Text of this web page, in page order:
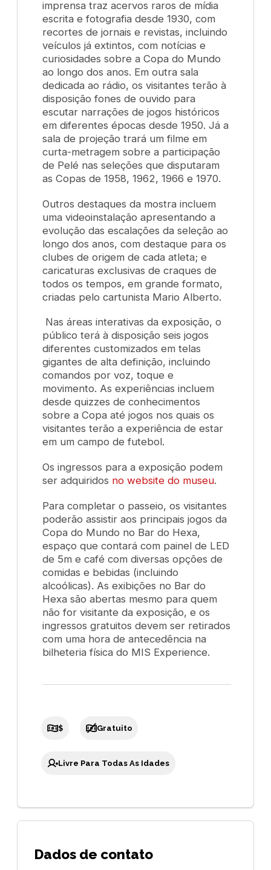
imprensa traz acervos raros de mídia
escrita e fotografia desde 1930, com
recortes de jornais e revistas, incluindo
veículos já extintos, com notícias e
curiosidades sobre a Copa do Mundo
ao longo dos anos. Em outra sala
dedicada ao rádio, os visitantes terão à
disposição fones de ouvido para
escutar narrações de jogos históricos
em diferentes épocas desde 1950. Já a
sala de projeção trará um filme em
curta-metragem sobre a participação
de Pelé nas seleções que disputaram
as Copas de 1958, 1962, 1966 e 1970.
Outros destaques da mostra incluem
uma videoinstalação apresentando a
evolução das escalações da seleção ao
longo dos anos, com destaque para os
clubes de origem de cada atleta; e
caricaturas exclusivas de craques de
todos os tempos, em grande formato,
criadas pelo cartunista Mario Alberto.
Nas áreas interativas da exposição, o
público terá à disposição seis jogos
diferentes customizados em telas
gigantes de alta definição, incluindo
comandos por voz, toque e
movimento. As experiências incluem
desde quizzes de conhecimentos
sobre a Copa até jogos nos quais os
visitantes terão a experiência de estar
em um campo de futebol.
Os ingressos para a exposição podem
ser adquiridos no website do museu.
Para completar o passeio, os visitantes
poderão assistir aos principais jogos da
Copa do Mundo no Bar do Hexa,
espaço que contará com painel de LED
de 5m e café com diversas opções de
comidas e bebidas (incluindo
alcoólicas). As exibições no Bar do
Hexa são abertas mesmo para quem
não for visitante da exposição, e os
ingressos gratuitos devem ser retirados
com uma hora de antecedência na
bilheteria física do MIS Experience.
$ Gratuito
Livre Para Todas As Idades
Dados de contato